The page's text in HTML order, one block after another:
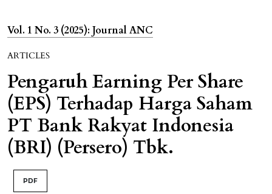
Vol. 1 No. 3 (2025): Journal ANC
ARTICLES
Pengaruh Earning Per Share
(EPS) Terhadap Harga Saham
PT Bank Rakyat Indonesia
(BRI) (Persero) Tbk.
PDF